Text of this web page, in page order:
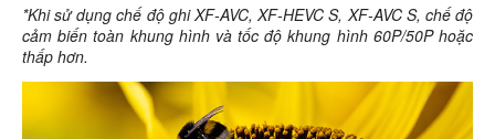
*Khi sử dụng chế độ ghi XF-AVC, XF-HEVC S, XF-AVC S, chế độ
cảm biến toàn khung hình và tốc độ khung hình 60P/50P hoặc
thấp hơn.